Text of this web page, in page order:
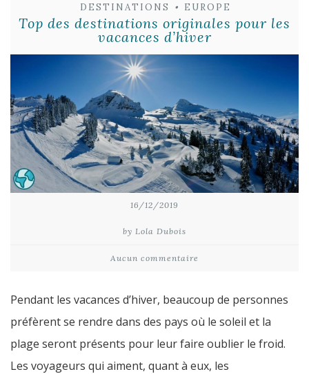
DESTINATIONS • EUROPE
Top des destinations originales pour les
vacances d’hiver
16/12/2019
by Lola Dubois
Aucun commentaire
Pendant les vacances d’hiver, beaucoup de personnes
préfèrent se rendre dans des pays où le soleil et la
plage seront présents pour leur faire oublier le froid.
Les voyageurs qui aiment, quant à eux, les